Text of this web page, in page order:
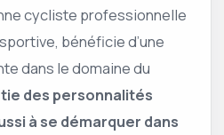
cycliste professionnelle
bénéficie d’une
dans le domaine du
des personnalités
à se démarquer dans